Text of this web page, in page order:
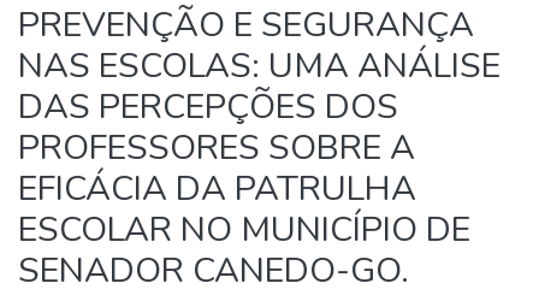
PREVENÇÃO E SEGURANÇA
NAS ESCOLAS: UMA ANÁLISE
DAS PERCEPÇÕES DOS
PROFESSORES SOBRE A
EFICÁCIA DA PATRULHA
ESCOLAR NO MUNICÍPIO DE
SENADOR CANEDO-GO.